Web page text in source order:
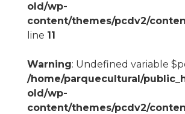
old/wp-
content/themes/pcdv2/
line 11
Warning: Undefined variable
/home/parquecultural/
old/wp-
content/themes/pcdv2/